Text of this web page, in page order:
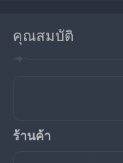
คุณสมบัติ
ร้านค้า